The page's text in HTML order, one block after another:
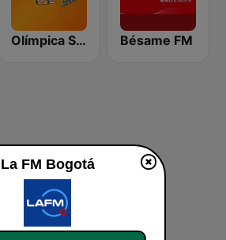
Olímpica Stereo - Medellín 104.9 FM Bésame FM
La FM Bogotá